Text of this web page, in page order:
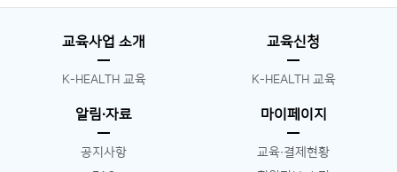
교육사업 소개
K-HEALTH 교육
교육신청
K-HEALTH 교육
알림∙자료
공지사항
마이페이지
교육∙결제현황